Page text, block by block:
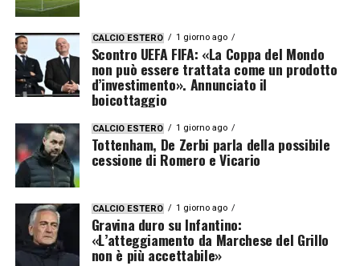
CALCIO ESTERO 1 giorno ago
Scontro UEFA FIFA: «La Coppa del Mondo
non può essere trattata come un prodotto
d’investimento». Annunciato il
boicottaggio
CALCIO ESTERO 1 giorno ago
Tottenham, De Zerbi parla della possibile
cessione di Romero e Vicario
CALCIO ESTERO 1 giorno ago
Gravina duro su Infantino:
«L’atteggiamento da Marchese del Grillo
non è più accettabile»